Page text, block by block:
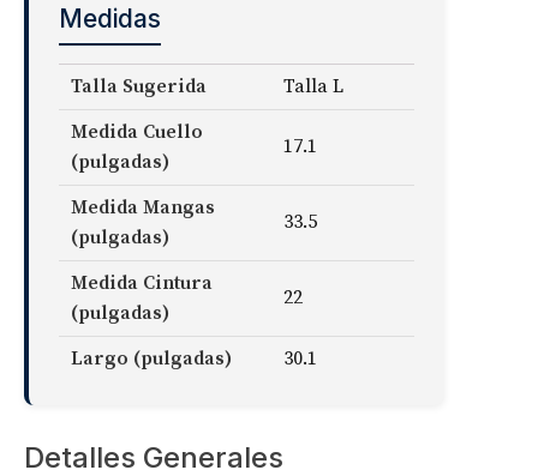
Medidas
Talla Sugerida
Talla L
Medida Cuello
(pulgadas)
17.1
Medida Mangas
(pulgadas)
33.5
Medida Cintura
(pulgadas)
22
Largo (pulgadas) 30.1
Detalles Generales